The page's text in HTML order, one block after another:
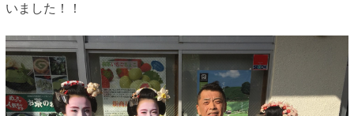
いました！！